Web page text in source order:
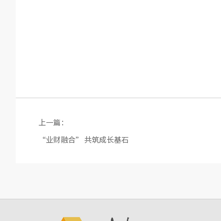
上一篇：
“业财融合” 共筑成长基石